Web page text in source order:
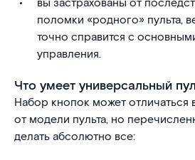
вы застрахованы от
поломки «родного» пульта,
точно справится с
управления.
Что умеет универсальный
Набор кнопок может отличаться
от модели пульта, но
делать абсолютно все: